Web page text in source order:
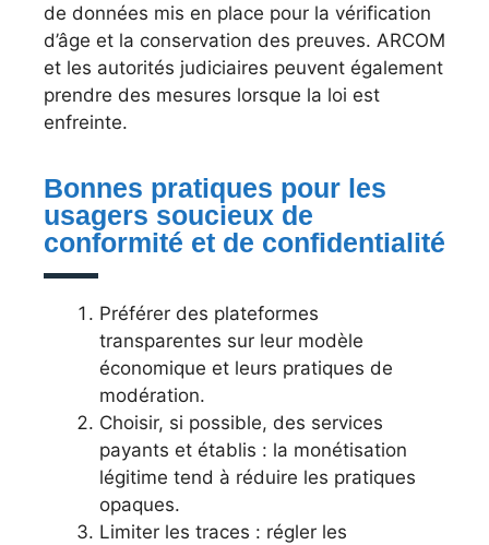
de données mis en place pour la vérification
d’âge et la conservation des preuves. ARCOM
et les autorités judiciaires peuvent également
prendre des mesures lorsque la loi est
enfreinte.
Bonnes pratiques pour les
usagers soucieux de
conformité et de confidentialité
Préférer des plateformes
transparentes sur leur modèle
économique et leurs pratiques de
modération.
Choisir, si possible, des services
payants et établis : la monétisation
légitime tend à réduire les pratiques
opaques.
Limiter les traces : régler les